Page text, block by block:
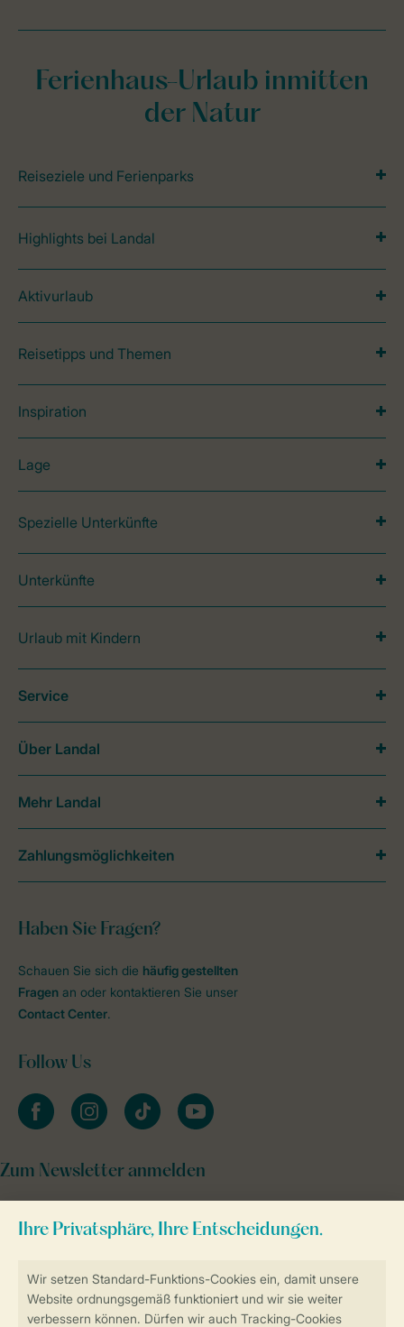
Ferienhaus-Urlaub inmitten
der Natur
Reiseziele und Ferienparks
Highlights bei Landal
Aktivurlaub
Reisetipps und Themen
Inspiration
Lage
Spezielle Unterkünfte
Unterkünfte
Urlaub mit Kindern
Haben Sie Fragen?
Schauen Sie sich die häufig gestellten
Fragen an oder kontaktieren Sie unser
Contact Center.
Follow Us
facebookinstagramtiktok youtube
Zum Newsletter anmelden
Service
Über Landal
Mehr Landal
Zahlungsmöglichkeiten